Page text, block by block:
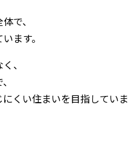
で、
ます。
、
くい住まいを目指していま